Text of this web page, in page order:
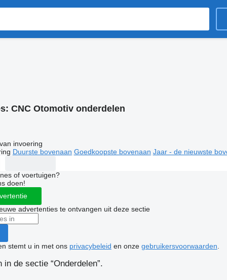
CNC Otomotiv onderdelen
invoering
Duurste bovenaan Goedkoopste bovenaan Jaar - de nieuwste
of voertuigen?
doen!
advertenties te ontvangen uit deze sectie
stemt u in met ons privacybeleid en onze gebruikersvoorwaarden
in de sectie “Onderdelen”.